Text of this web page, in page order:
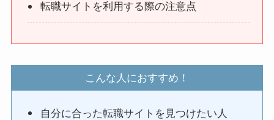
転職サイトを利用する際の注意点
こんな人におすすめ！
自分に合った転職サイトを見つけたい人